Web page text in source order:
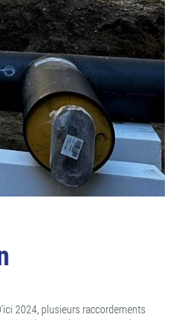
2024, plusieurs raccordements